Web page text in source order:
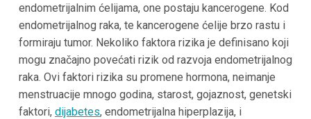
endometrijalnim ćelijama, one postaju kancerogene. Kod
endometrijalnog raka, te kancerogene ćelije brzo rastu i
formiraju tumor. Nekoliko faktora rizika je definisano koji
mogu značajno povećati rizik od razvoja endometrijalnog
raka. Ovi faktori rizika su promene hormona, neimanje
menstruacije mnogo godina, starost, gojaznost, genetski
faktori, dijabetes, endometrijalna hiperplazija, i